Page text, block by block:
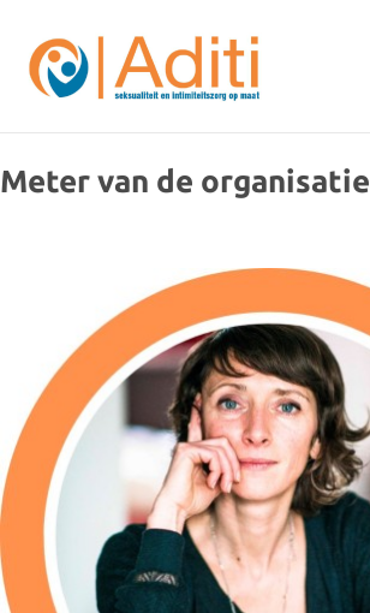
Meter van de organisatie